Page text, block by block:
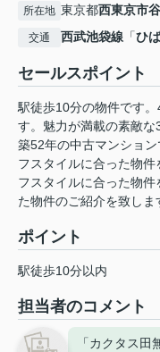
所在地 東京都西東京市
交通 西武池袋線 「ひ
セールスポイント
駅徒歩10分の物件です
す。魅力が満載の素敵な
築52年の中古マンショ
フスタイルに合った物
フスタイルに合った物
た物件のご紹介を致しま
ポイント
駅徒歩10分以内
担当者のコメント
「カクタス